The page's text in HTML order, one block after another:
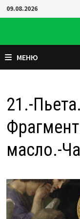
Перейти
к
09.08.2026
МЕНЮ
21.-
масло.-